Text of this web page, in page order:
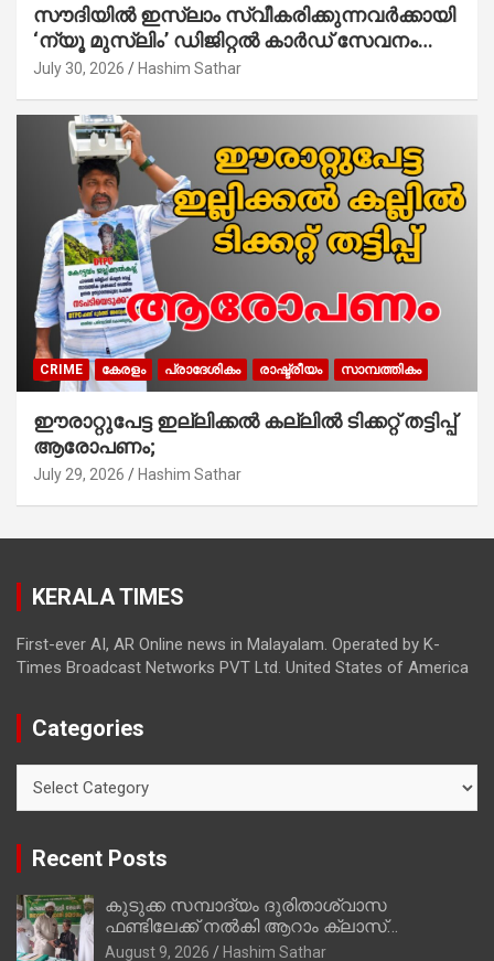
സൗദിയില്‍ ഇസ്‌ലാം സ്വീകരിക്കുന്നവര്‍ക്കായി
‘ന്യൂ മുസ്ലിം’ ഡിജിറ്റല്‍ കാര്‍ഡ് സേവനം
ആരംഭിച്ചു
July 30, 2026 Hashim Sathar
CRIME കേരളം പ്രാദേശികം രാഷ്ട്രീയം സാമ്പത്തികം
ഈരാറ്റുപേട്ട ഇല്ലിക്കൽ കല്ലിൽ ടിക്കറ്റ് തട്ടിപ്പ്
ആരോപണം;
July 29, 2026 Hashim Sathar
KERALA TIMES
First-ever AI, AR Online news in Malayalam. Operated by K-
Times Broadcast Networks PVT Ltd. United States of America
Categories
Recent Posts
കുടുക്ക സമ്പാദ്യം ദുരിതാശ്വാസ
ഫണ്ടിലേക്ക് നൽകി ആറാം ക്ലാസ്
വിദ്യാർത്ഥി അമാൻ
August 9, 2026 Hashim Sathar